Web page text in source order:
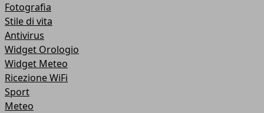
Fotografia
Stile di vita
Antivirus
Widget Orologio
Widget Meteo
Ricezione WiFi
Sport
Meteo